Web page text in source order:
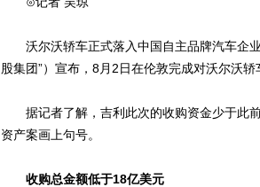
沃尔沃轿车正式落入中国自主品牌汽车企业
股集团”）宣布，8月2日在伦敦完成对沃尔沃
据记者了解，吉利此次的收购资金少于此
资产案画上句号。
收购总金额低于18亿美元